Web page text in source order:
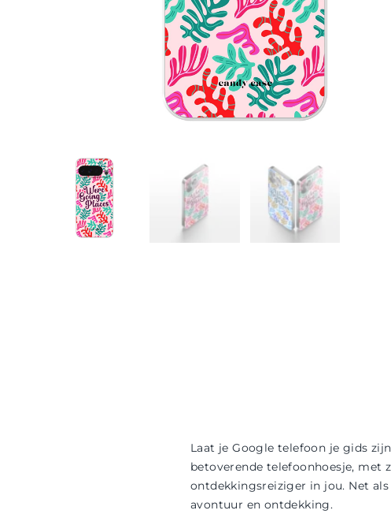
Laat je Google telefoon je gids
betoverende telefoonhoesje, met
ontdekkingsreiziger in jou. Net
avontuur en ontdekking.